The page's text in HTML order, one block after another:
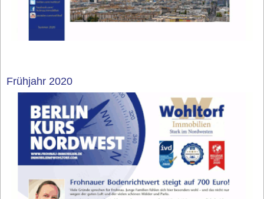
Frühjahr 2020